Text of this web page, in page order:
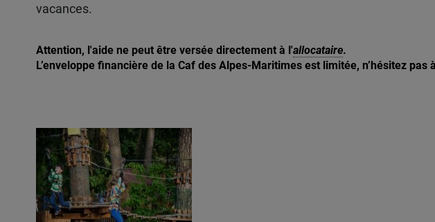
vacances.
Attention, l'aide ne peut être versée directement à l'allocataire.
L’enveloppe financière de la Caf des Alpes-Maritimes est limitée, n’hésitez